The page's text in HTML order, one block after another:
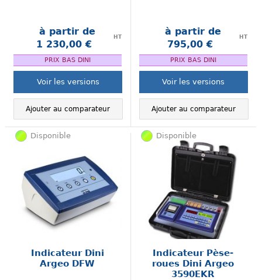
à partir de
1 230,00 €
HT
PRIX BAS DINI
Voir les versions
Ajouter au comparateur
à partir de
795,00 €
HT
PRIX BAS DINI
Voir les versions
Ajouter au comparateur
Disponible
Indicateur Dini
Argeo DFW
Disponible
Indicateur Pèse-
roues Dini Argeo
3590EKR